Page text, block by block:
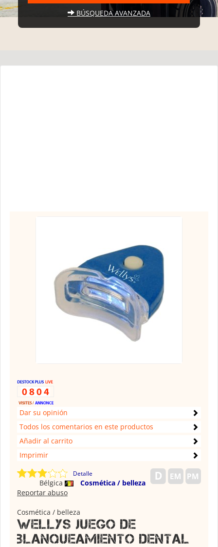
BÚSQUEDA AVANZADA
Dar su opinión
Todos los comentarios en este productos
Añadir al carrito
Imprimir
Detalle
Bélgica
Cosmética / belleza
Reportar abuso
Cosmética / belleza
Wellys Juego de
blanqueamiento dental